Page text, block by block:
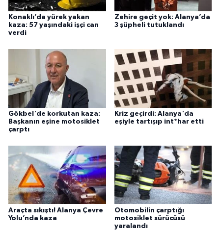
Konaklı’da yürek yakan
kaza: 57 yaşındaki işçi can
verdi
Zehire geçit yok: Alanya’da
3 şüpheli tutuklandı
Gökbel'de korkutan kaza:
Başkanın eşine motosiklet
çarptı
Kriz geçirdi: Alanya'da
eşiyle tartışıp int*har etti
Araçta sıkıştı! Alanya Çevre
Yolu’nda kaza
Otomobilin çarptığı
motosiklet sürücüsü
yaralandı